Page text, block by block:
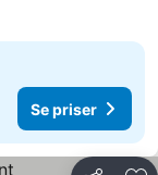
Se priser